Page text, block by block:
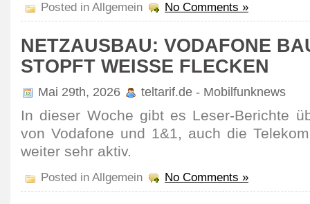
Posted in Allgemein No Comments »
NETZAUSBAU: VODAFONE
STOPFT WEISSE FLECKEN
Mai 29th, 2026 teltarif.de - Mobilfunknews
In dieser Woche gibt es Leser-Berichte
von Vodafone und 1&1, auch die
weiter sehr aktiv.
Posted in Allgemein No Comments »